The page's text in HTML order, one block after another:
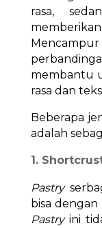
rasa,
membantu
rasa dan
Beberapa
adalah
1.
Pastry
bisa
Pastryini